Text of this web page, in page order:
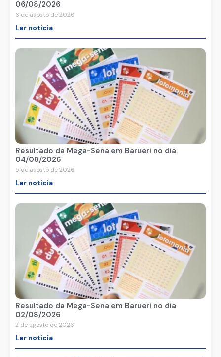
Resultado da Mega-Sena em Barueri no dia
06/08/2026
6 de agosto de 2026
Ler noticia
Resultado da Mega-Sena em Barueri no dia
04/08/2026
5 de agosto de 2026
Ler noticia
Resultado da Mega-Sena em Barueri no dia
02/08/2026
2 de agosto de 2026
Ler noticia